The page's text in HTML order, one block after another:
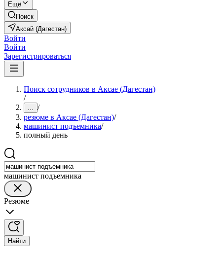
Ещё
Поиск
Аксай (Дагестан)
Войти
Войти
Зарегистрироваться
Поиск сотрудников в Аксае (Дагестан)
/
... /
резюме в Аксае (Дагестан)/
машинист подъемника/
полный день
машинист подъемника
Резюме
Найти